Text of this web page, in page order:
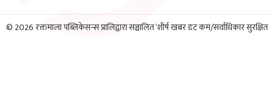
© 2026 रक्तमाला पब्लिकेसन्स प्रालिद्वारा सञ्चालित ‘शीर्ष खबर डट कम/सर्वाधिकार सुरक्षित